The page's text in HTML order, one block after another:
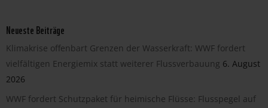
Neueste Beiträge
Klimakrise offenbart Grenzen der Wasserkraft: WWF fordert
vielfältigen Energiemix statt weiterer Flussverbauung 6. August
2026
WWF fordert Schutzpaket für heimische Flüsse: Flusspegel auf